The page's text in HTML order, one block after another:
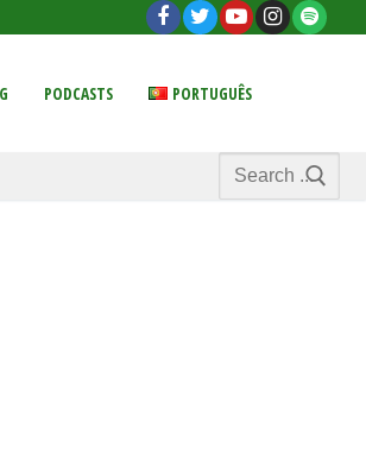
PODCASTS PORTUGUÊS
Search
for: